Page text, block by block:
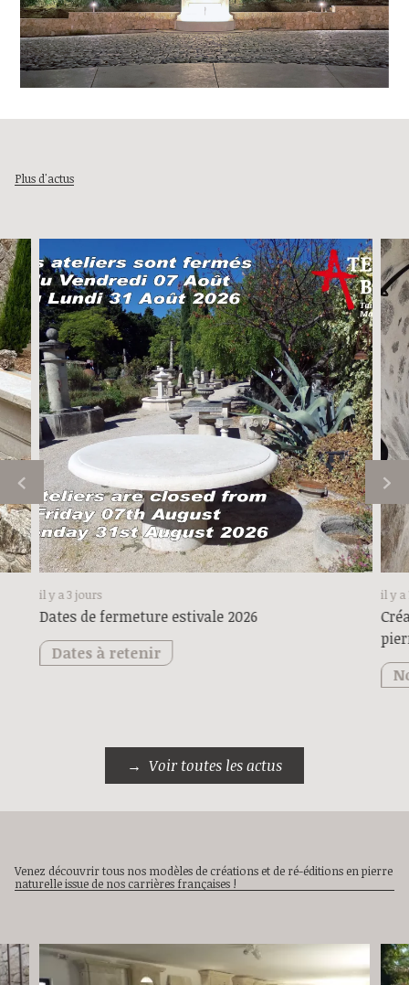
Plus d'actus
il y a 3 jours
Dates de fermeture estivale 2026
Dates à retenir
il y a
Voir toutes les actus
Venez découvrir tous nos modèles de créations et de ré-éditions en pierre
naturelle issue de nos carrières françaises !